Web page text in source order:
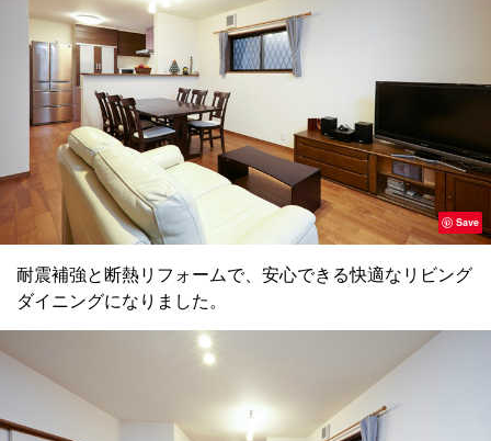
Save
耐震補強と断熱リフォームで、安心できる快適なリビング
ダイニングになりました。